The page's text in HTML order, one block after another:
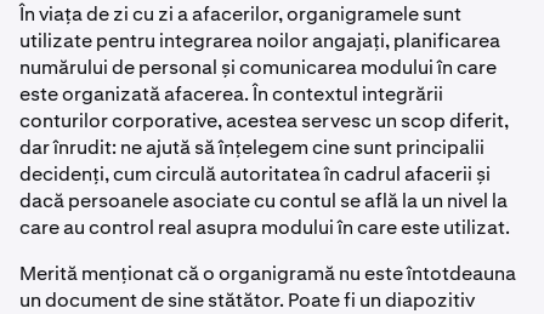
În viața de zi cu zi a afacerilor, organigramele sunt
utilizate pentru integrarea noilor angajați, planificarea
numărului de personal și comunicarea modului în care
este organizată afacerea. În contextul integrării
conturilor corporative, acestea servesc un scop diferit,
dar înrudit: ne ajută să înțelegem cine sunt principalii
decidenți, cum circulă autoritatea în cadrul afacerii și
dacă persoanele asociate cu contul se află la un nivel la
care au control real asupra modului în care este utilizat.
Merită menționat că o organigramă nu este întotdeauna
un document de sine stătător. Poate fi un diapozitiv